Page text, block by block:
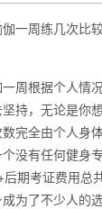
一周练几次比
根据个人情况
持，无论是你
完全由个人身
没有任何健身
期考证费用
为了不少人的